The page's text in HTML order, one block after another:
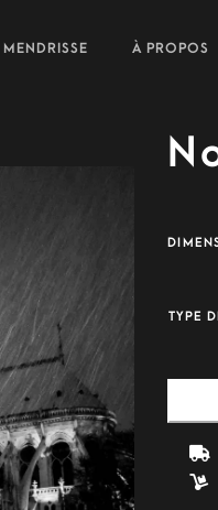
MENDRISSE À PROPOS
TYPE